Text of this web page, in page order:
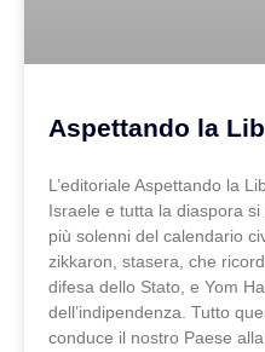
Aspettando la
L’editoriale Aspettando la
Israele e tutta la diaspora
più solenni del calendario
zikkaron, stasera, che
difesa dello Stato, e Yom
dell’indipendenza. Tutto
conduce il nostro Paese